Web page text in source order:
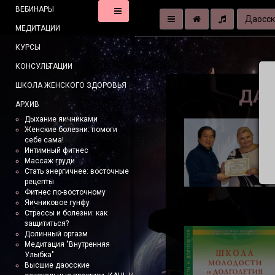
ВЕБИНАРЫ
МЕДИТАЦИИ
КУРСЫ
КОНСУЛЬТАЦИИ
ШКОЛА ЖЕНСКОГО ЗДОРОВЬЯ
АРХИВ
Дыхание яичниками
Женские болезни: помоги
себе сама!
Интимный фитнес
Массаж груди
Стать энергичнее: восточные
рецепты
Фитнес по-восточному
Яичниковое гунфу
Стрессы и болезни: как
защититься?
Долинный оргазм
Медитация "Внутренняя
Улыбка"
Высшие даосские